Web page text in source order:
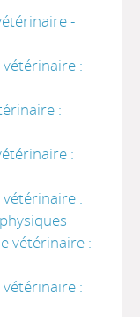
-
:
:
:
:
vétérinaire :
: